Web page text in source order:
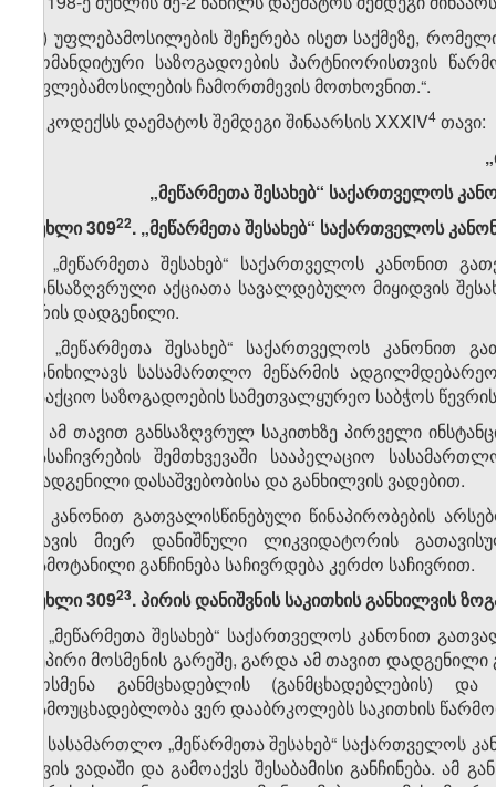
„კ) უფლებამოსილების შეჩერება ისეთ საქმეზე,
კომანდიტური საზოგადოების პარტნიორისთვის
უფლებამოსილების ჩამორთმევის მოთხოვნით.“.
4. კოდექსს დაემატოს შემდეგი შინაარსის XXXIV​4 თავი:
„მეწარმეთა შესახებ“ საქართველოს
მუხლი 309​22. „მეწარმეთა შესახებ“ საქართველოს
1. „მეწარმეთა შესახებ“ საქართველოს კანონით
განსაზღვრული აქციათა სავალდებულო მიყიდვის
არის დადგენილი.
2. „მეწარმეთა შესახებ“ საქართველოს კანონით
განიხილავს სასამართლო მეწარმის
სააქციო საზოგადოების სამეთვალყურეო საბჭოს
3. ამ თავით განსაზღვრულ საკითხზე პირველი
გასაჩივრების შემთხვევაში სააპელაციო
დადგენილი დასაშვებობისა და განხილვის ვადებით.
4. კანონით გათვალისწინებული წინაპირობების
თავის მიერ დანიშნული ლიკვიდატორის
გამოტანილი განჩინება საჩივრდება კერძო საჩივრით.
მუხლი 309​23. პირის დანიშვნის საკითხის განხილვის
1. „მეწარმეთა შესახებ“ საქართველოს კანონით
ზეპირი მოსმენის გარეშე, გარდა ამ თავით
მოსმენა განმცხადებლის (განმცხადებლების)
გამოუცხადებლობა ვერ დააბრკოლებს საკითხის
2. სასამართლო „მეწარმეთა შესახებ“ საქართველოს
თვის ვადაში და გამოაქვს შესაბამისი განჩინება.